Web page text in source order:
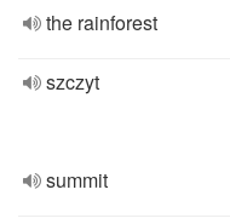
the rainforest
szczyt
summit